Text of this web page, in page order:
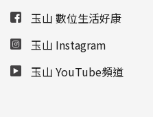
玉山 數位生活好康
玉山 Instagram
玉山 YouTube頻道